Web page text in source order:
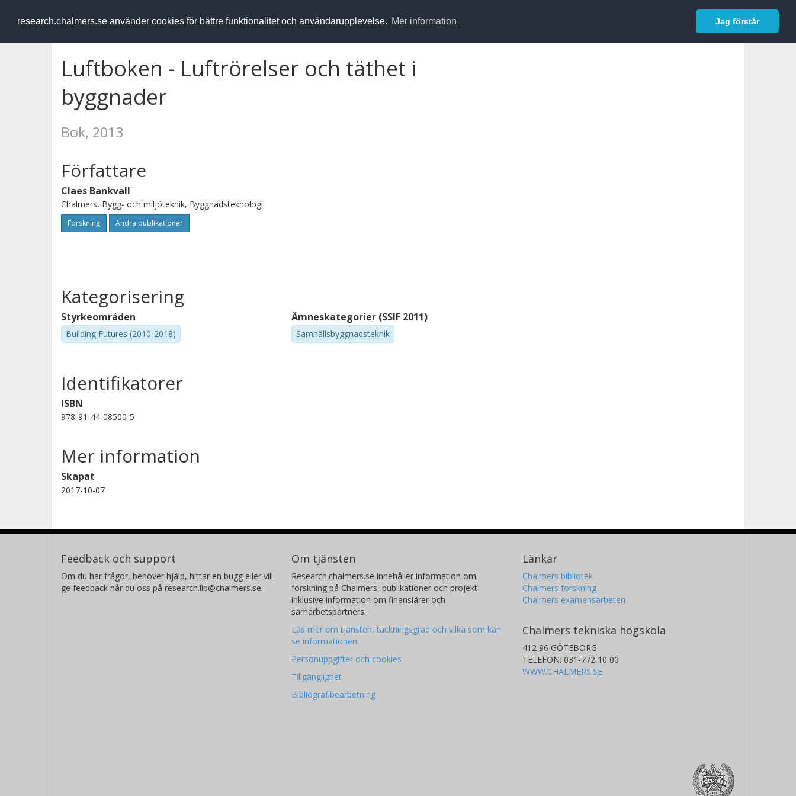
research.chalmers.se använder cookies för bättre funktionalitet och användarupplevelse. Mer information Jag förstår
RESEARCH.chalmers.se Logga in
Luftboken - Luftrörelser och täthet i
byggnader
Bok, 2013
Författare
Claes Bankvall
Chalmers, Bygg- och miljöteknik, Byggnadsteknologi
Forskning Andra publikationer
Kategorisering
Styrkeområden
Building Futures (2010-2018)
Ämneskategorier (SSIF 2011)
Samhällsbyggnadsteknik
Identifikatorer
ISBN
978-91-44-08500-5
Mer information
Skapat
2017-10-07
Feedback och support
Om du har frågor, behöver hjälp, hittar en bugg eller vill
ge feedback når du oss på research.lib@chalmers.se.
Om tjänsten
Research.chalmers.se innehåller information om
forskning på Chalmers, publikationer och projekt
inklusive information om finansiärer och
samarbetspartners.
Läs mer om tjänsten, täckningsgrad och vilka som kan
se informationen
Personuppgifter och cookies
Tillgänglighet
Bibliografibearbetning
Länkar
Chalmers bibliotek
Chalmers forskning
Chalmers examensarbeten
Chalmers tekniska högskola
412 96 GÖTEBORG
TELEFON: 031-772 10 00
WWW.CHALMERS.SE